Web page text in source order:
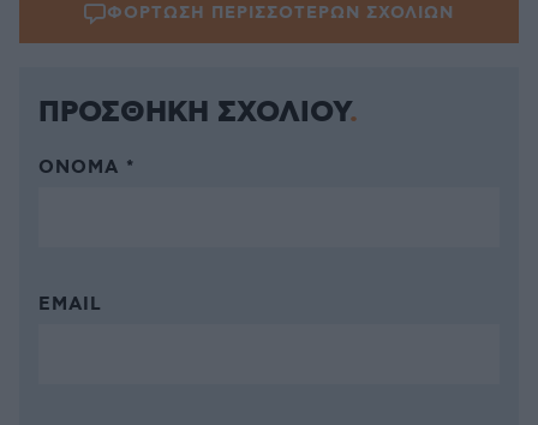
ΦΟΡΤΩΣΗ ΠΕΡΙΣΣΟΤΕΡΩΝ ΣΧΟΛΙΩΝ
ΠΡΟΣΘΗΚΗ ΣΧΟΛΙΟΥ
ΌΝΟΜΑ *
EMAIL